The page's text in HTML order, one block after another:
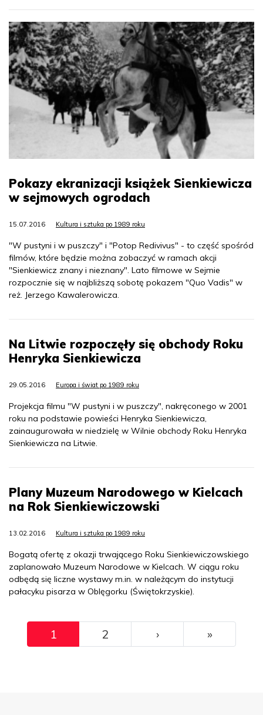
Pokazy ekranizacji książek Sienkiewicza
w sejmowych ogrodach
15.07.2016 Kultura i sztuka po 1989 roku
"W pustyni i w puszczy" i "Potop Redivivus" - to część spośród
filmów, które będzie można zobaczyć w ramach akcji
"Sienkiewicz znany i nieznany". Lato filmowe w Sejmie
rozpocznie się w najbliższą sobotę pokazem "Quo Vadis" w
reż. Jerzego Kawalerowicza.
Na Litwie rozpoczęły się obchody Roku
Henryka Sienkiewicza
29.05.2016 Europa i świat po 1989 roku
Projekcja filmu "W pustyni i w puszczy", nakręconego w 2001
roku na podstawie powieści Henryka Sienkiewicza,
zainaugurowała w niedzielę w Wilnie obchody Roku Henryka
Sienkiewicza na Litwie.
Plany Muzeum Narodowego w Kielcach
na Rok Sienkiewiczowski
13.02.2016 Kultura i sztuka po 1989 roku
Bogatą ofertę z okazji trwającego Roku Sienkiewiczowskiego
zaplanowało Muzeum Narodowe w Kielcach. W ciągu roku
odbędą się liczne wystawy m.in. w należącym do instytucji
pałacyku pisarza w Oblęgorku (Świętokrzyskie).
Pagination
1 2 ››› »Ostatni